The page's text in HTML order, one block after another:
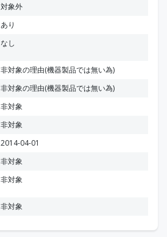
対象外
あり
なし
非対象の理由(機器製品では無い為)
非対象の理由(機器製品では無い為)
非対象
非対象
2014-04-01
非対象
非対象
非対象